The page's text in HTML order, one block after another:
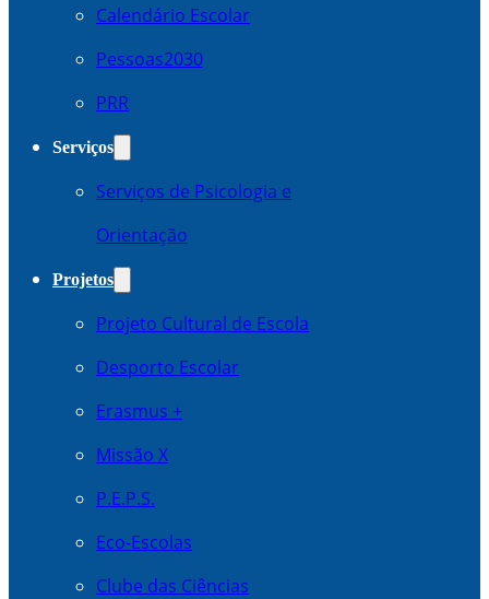
Calendário Escolar
Pessoas2030
PRR
Serviços
Serviços de Psicologia e
Orientação
Projetos
Projeto Cultural de Escola
Desporto Escolar
Erasmus +
Missão X
P.E.P.S.
Eco-Escolas
Clube das Ciências